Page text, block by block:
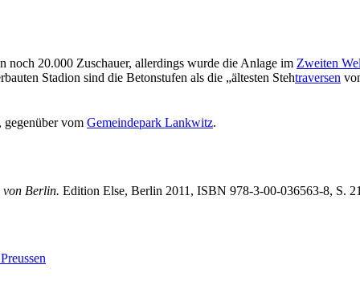
noch 20.000 Zuschauer, allerdings wurde die Anlage im Zweiten
Stadion sind die Betonstufen als die „ältesten Stehtraversen
gegenüber vom Gemeindepark Lankwitz.
von Berlin. Edition Else, Berlin 2011, ISBN 978-3-00-036563-8, S.